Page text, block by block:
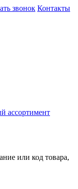
звонок Контакты
ассортимент
или код товара,